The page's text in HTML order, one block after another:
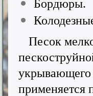
Бордюры.
Песок
укрывающего
применяется